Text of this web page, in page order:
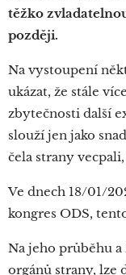
těžko
později.
Na vystoupení
ukázat, že stále
zbytečnosti další
slouží jen jako
čela strany
Ve dnech 18/01/
kongres ODS,
Na jeho průběhu
orgánů strany, lze